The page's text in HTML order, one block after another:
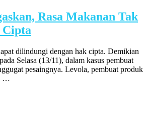
Rasa Makanan Tak
dilindungi dengan hak cipta. Demikian
Selasa (13/11), dalam kasus pembuat
pesaingnya. Levola, pembuat produk
…